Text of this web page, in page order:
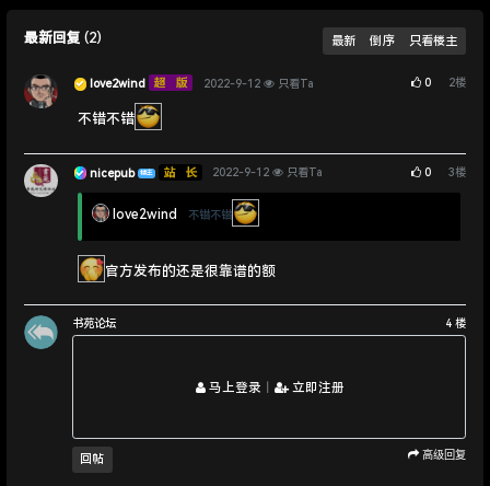
最新回复 (2) 最新 倒序 只看楼主
love2wind 2022-9-12 只看Ta 0 2楼
不错不错
nicepub 楼主 2022-9-12 只看Ta 0 3楼
love2wind 不错不错
官方发布的还是很靠谱的额
书苑论坛 4楼
马上登录 立即注册
回帖 高级回复